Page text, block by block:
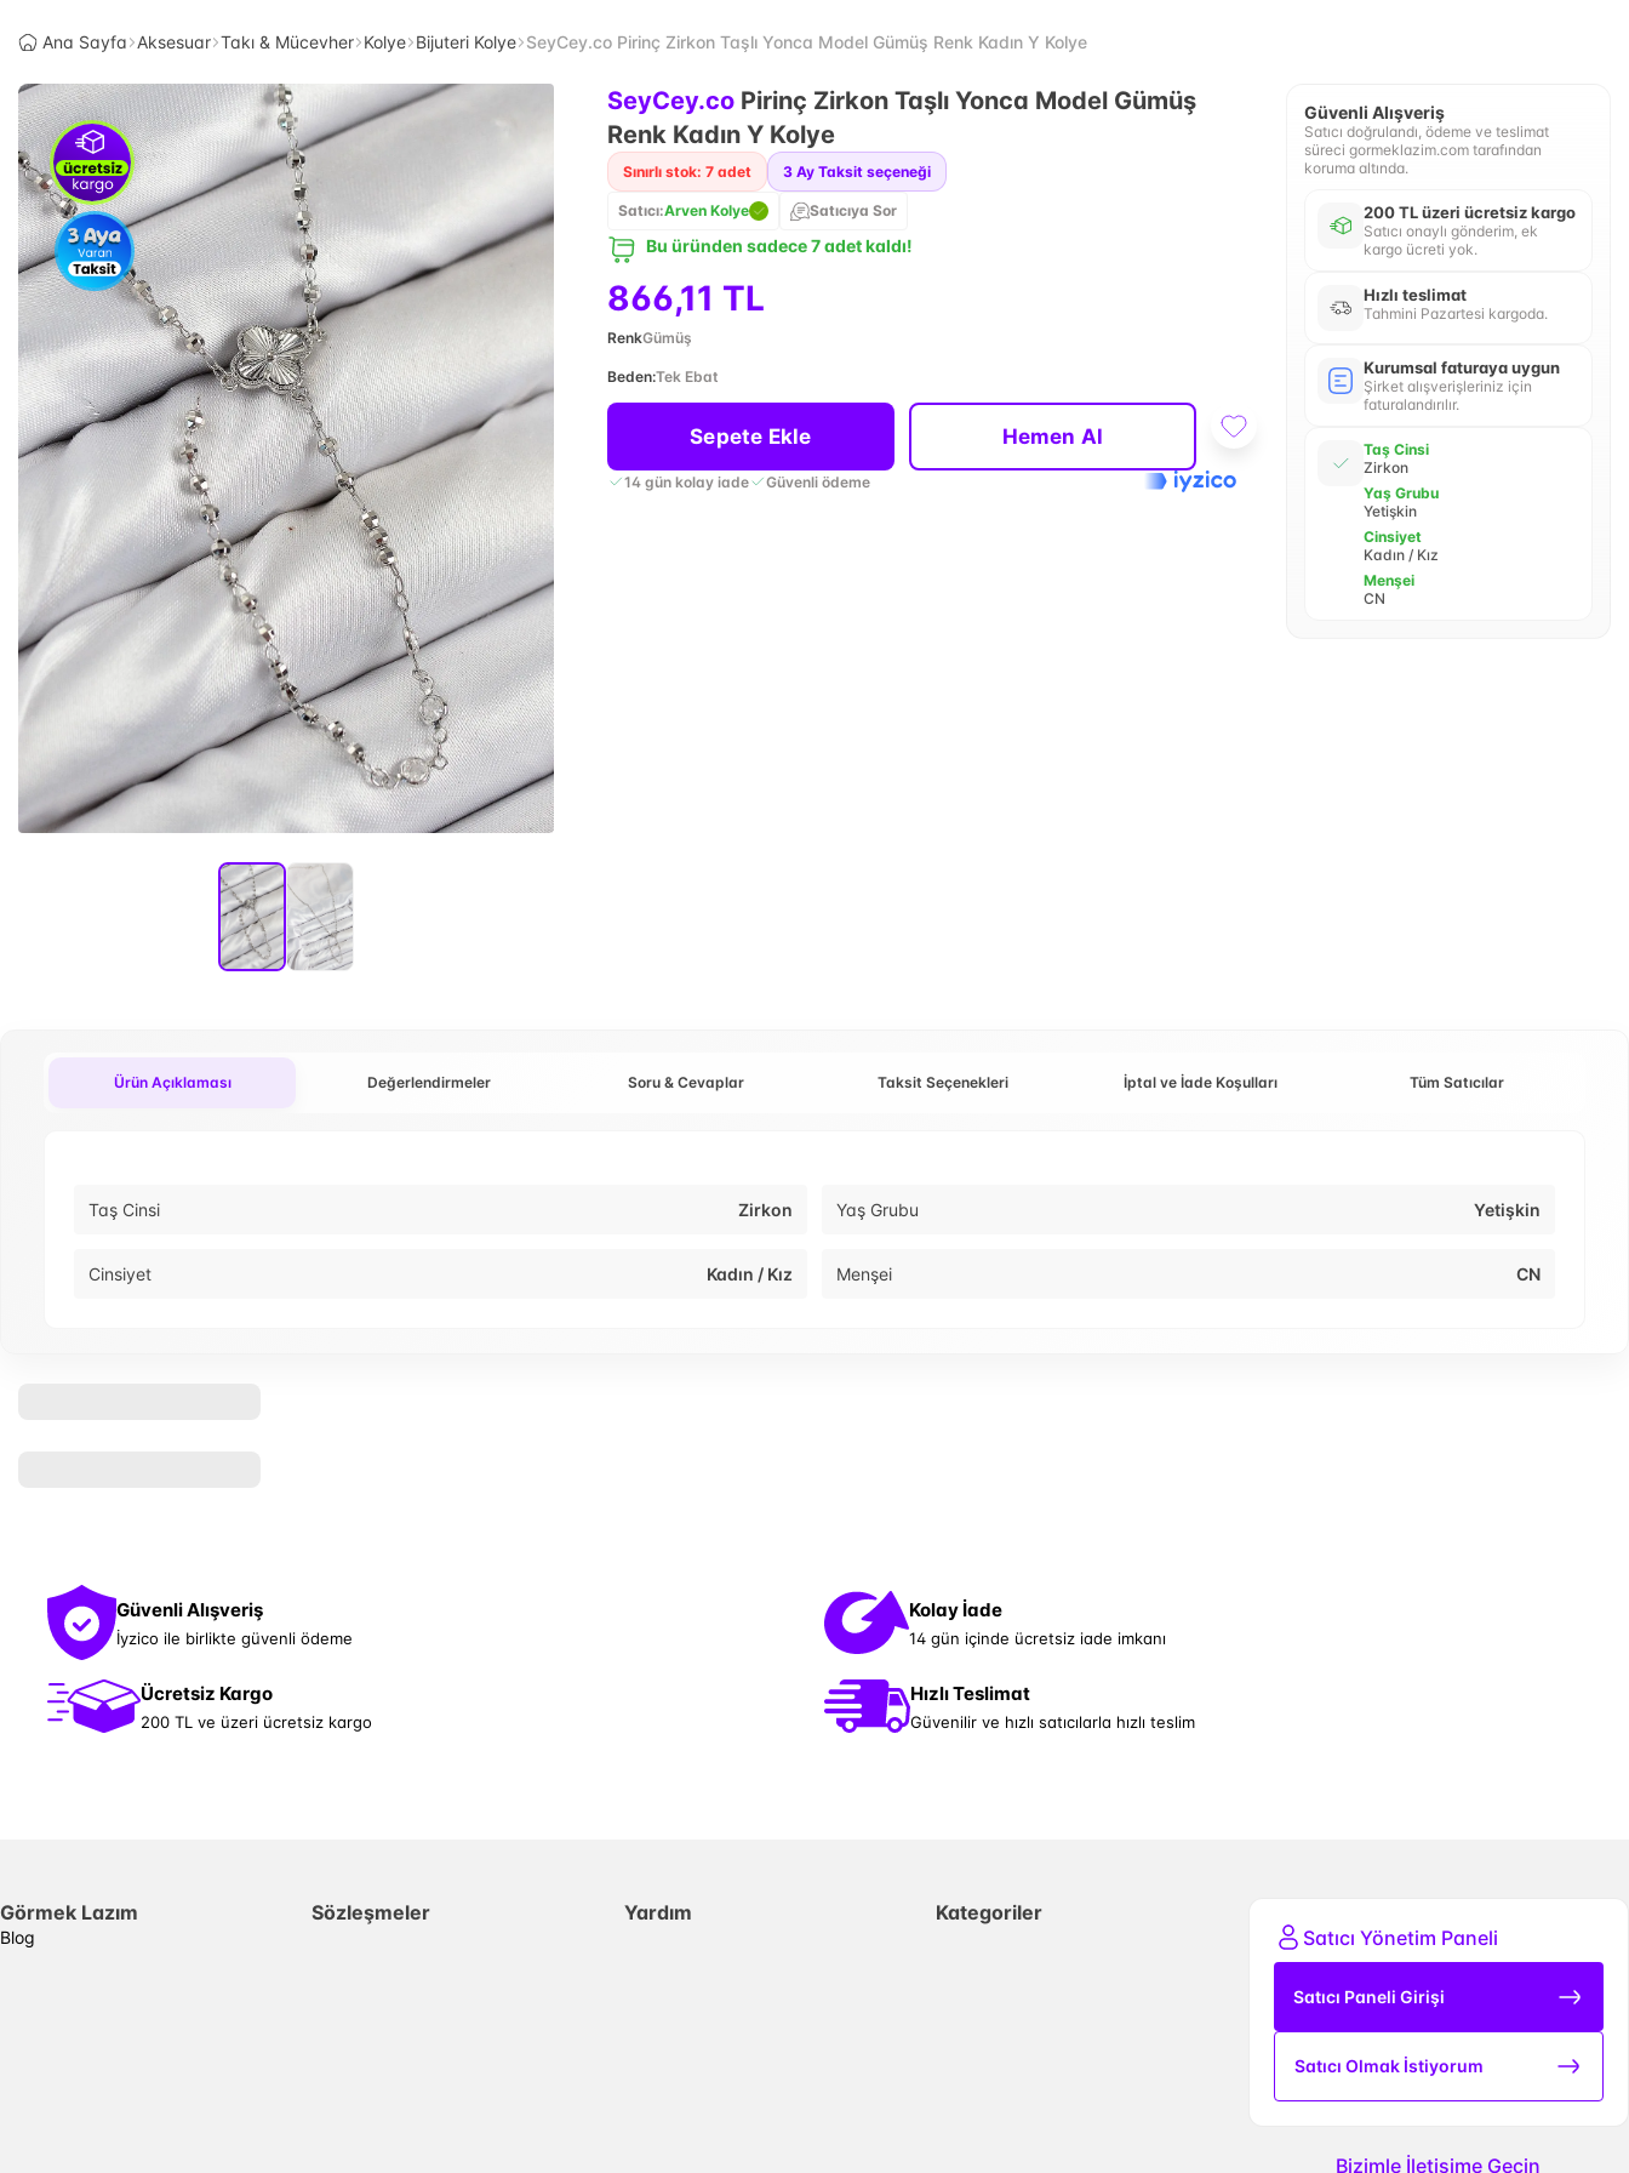
Ana Sayfa Aksesuar Takı & Mücevher Kolye Bijuteri Kolye SeyCey.co Pirinç Zirkon Taşlı Yonca Model Gümüş Renk Kadın Y Kolye
SeyCey.co Pirinç Zirkon Taşlı Yonca Model Gümüş
Renk Kadın Y Kolye
Sınırlı stok: 7 adet 3 Ay Taksit seçeneği
Satıcı:Arven Kolye Satıcıya Sor
Bu üründen sadece 7 adet kaldı!
866,11 TL
RenkGümüş
Beden:Tek Ebat
Sepete Ekle Hemen Al
14 gün kolay iade Güvenli ödeme
Güvenli Alışveriş
Satıcı doğrulandı, ödeme ve teslimat
süreci gormeklazim.com tarafından
koruma altında.
200 TL üzeri ücretsiz kargo
Satıcı onaylı gönderim, ek
kargo ücreti yok.
Hızlı teslimat
Tahmini Pazartesi kargoda.
Kurumsal faturaya uygun
Şirket alışverişleriniz için
faturalandırılır.
Taş Cinsi
Zirkon
Yaş Grubu
Yetişkin
Cinsiyet
Kadın / Kız
Menşei
CN
Ürün Açıklaması Değerlendirmeler Soru & Cevaplar Taksit Seçenekleri İptal ve İade Koşulları Tüm Satıcılar
Taş Cinsi Zirkon Yaş Grubu Yetişkin
Cinsiyet Kadın / Kız Menşei CN
Güvenli Alışveriş
İyzico ile birlikte güvenli ödeme
Kolay İade
14 gün içinde ücretsiz iade imkanı
Ücretsiz Kargo
200 TL ve üzeri ücretsiz kargo
Hızlı Teslimat
Güvenilir ve hızlı satıcılarla hızlı teslim
Görmek Lazım
Blog
Sözleşmeler Yardım
Kategoriler
Satıcı Yönetim Paneli
Satıcı Paneli Girişi
Satıcı Olmak İstiyorum
Bizimle İletişime Geçin